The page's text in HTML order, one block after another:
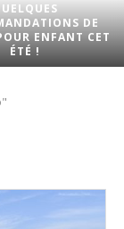
DE
ENFANT CET
ÉTÉ !